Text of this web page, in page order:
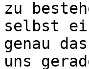
zu
selbst
genau
uns